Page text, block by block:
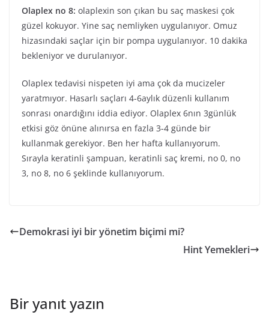
Olaplex no 8: olaplexin son çıkan bu saç maskesi çok
güzel kokuyor. Yine saç nemliyken uygulanıyor. Omuz
hizasındaki saçlar için bir pompa uygulanıyor. 10 dakika
bekleniyor ve durulanıyor.
Olaplex tedavisi nispeten iyi ama çok da mucizeler
yaratmıyor. Hasarlı saçları 4-6aylık düzenli kullanım
sonrası onardığını iddia ediyor. Olaplex 6nın 3günlük
etkisi göz önüne alınırsa en fazla 3-4 günde bir
kullanmak gerekiyor. Ben her hafta kullanıyorum.
Sırayla keratinli şampuan, keratinli saç kremi, no 0, no
3, no 8, no 6 şeklinde kullanıyorum.
Demokrasi iyi bir yönetim biçimi mi?
Hint Yemekleri
Bir yanıt yazın